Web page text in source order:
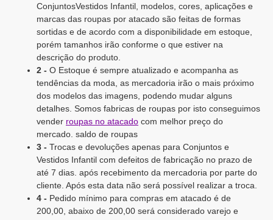
ConjuntosVestidos Infantil, modelos, cores, aplicações e
marcas das roupas por atacado são feitas de formas
sortidas e de acordo com a disponibilidade em estoque,
porém tamanhos irão conforme o que estiver na
descrição do produto.
2 - O Estoque é sempre atualizado e acompanha as
tendências da moda, as mercadoria irão o mais próximo
dos modelos das imagens, podendo mudar alguns
detalhes. Somos fabricas de roupas por isto conseguimos
vender roupas no atacado com melhor preço do
mercado. saldo de roupas
3 - Trocas e devoluções apenas para Conjuntos e
Vestidos Infantil com defeitos de fabricação no prazo de
até 7 dias. após recebimento da mercadoria por parte do
cliente. Após esta data não será possível realizar a troca.
4 - Pedido mínimo para compras em atacado é de
200,00, abaixo de 200,00 será considerado varejo e